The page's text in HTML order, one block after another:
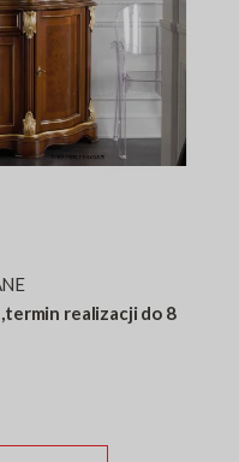
realizacji do 8